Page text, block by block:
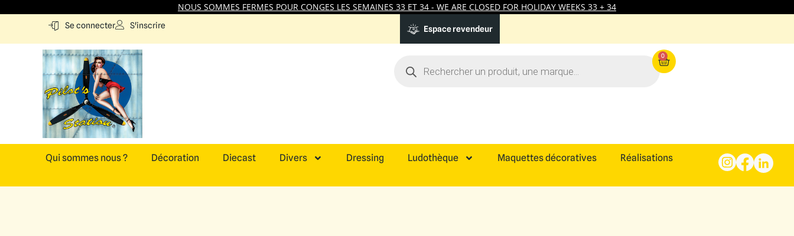
NOUS SOMMES FERMES POUR CONGES LES SEMAINES 33 ET 34 - WE ARE CLOSED FOR HOLIDAY WEEKS 33 + 34
Se connecter S'inscrire Espace revendeur
0
Qui sommes nous ? Décoration Diecast Divers Dressing Ludothèque Maquettes décoratives Réalisations